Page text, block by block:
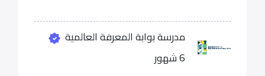
مدرسة بوابة المعرفة العالمية
6 شهور